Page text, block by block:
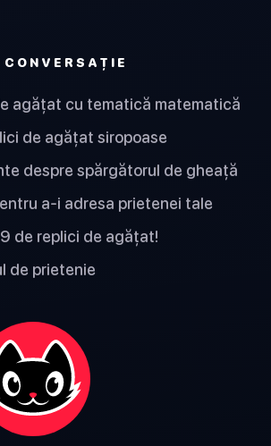
agățat cu tematică matematică
de agățat siropoase
despre spărgătorul de gheață
a-i adresa prietenei tale
de replici de agățat!
de prietenie